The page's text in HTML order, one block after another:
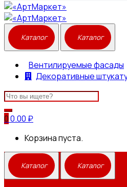
Вентилируемые фасады
Декоративные
Search
for:
00.00 ₽
Корзина пуста.